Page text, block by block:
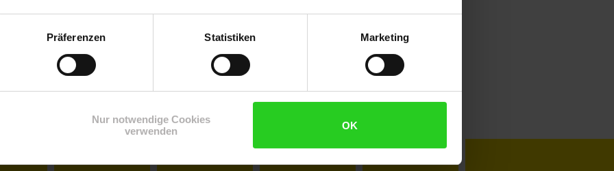
Präferenzen Statistiken Marketing
Nur notwendige Cookies
verwenden
OK